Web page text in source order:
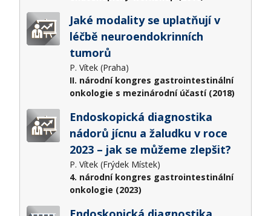
Jaké modality se uplatňují v
léčbě neuroendokrinních
tumorů
P. Vítek (Praha)
II. národní kongres gastrointestinální
onkologie s mezinárodní účastí (2018)
Endoskopická diagnostika
nádorů jícnu a žaludku v roce
2023 – jak se můžeme zlepšit?
P. Vítek (Frýdek Místek)
4. národní kongres gastrointestinální
onkologie (2023)